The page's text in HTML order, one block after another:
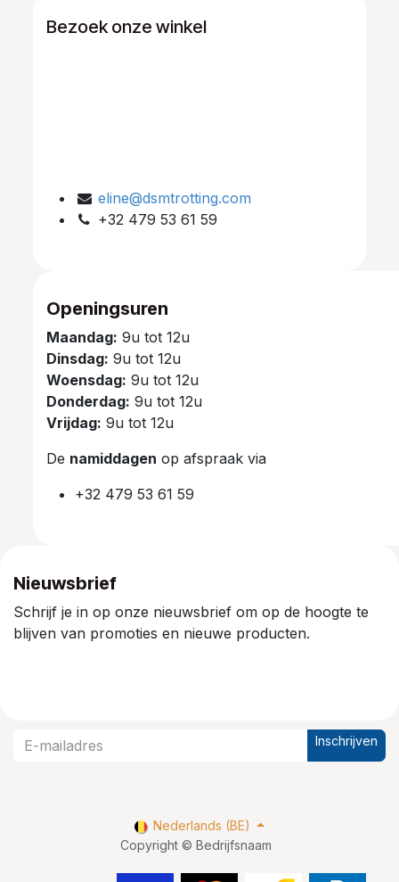
Bezoek onze winkel
eline@dsmtrotting.com
+32 479 53 61 59
Openingsuren
Maandag: 9u tot 12u
Dinsdag: 9u tot 12u
Woensdag: 9u tot 12u
Donderdag: 9u tot 12u
Vrijdag: 9u tot 12u
De namiddagen op afspraak via
+32 479 53 61 59
Nieuwsbrief
Schrijf je in op onze nieuwsbrief om op de hoogte te
blijven van promoties en nieuwe producten.
Inschrijven
Copyright © Bedrijfsnaam
Nederlands (BE)